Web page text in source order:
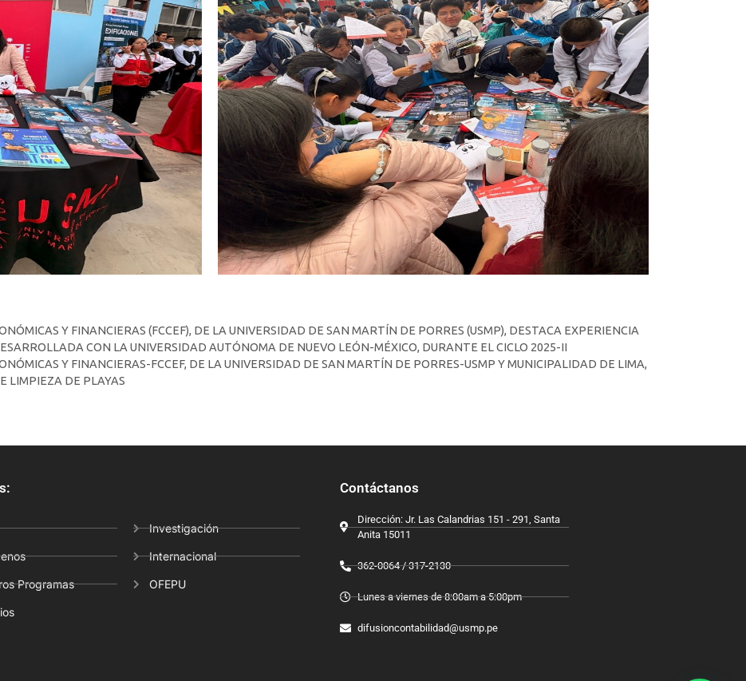
Y FINANCIERAS (FCCEF), DE LA UNIVERSIDAD DE SAN MARTÍN DE PORRES (USMP), DESTACA EXPERIENCIA
CON LA UNIVERSIDAD AUTÓNOMA DE NUEVO LEÓN-MÉXICO, DURANTE EL CICLO 2025-II
Y FINANCIERAS-FCCEF, DE LA UNIVERSIDAD DE SAN MARTÍN DE PORRES-USMP Y MUNICIPALIDAD DE LIMA,
LIMPIEZA DE PLAYAS
Programas
Investigación
Internacional
OFEPU
Contáctanos
Dirección: Jr. Las Calandrias 151 - 291, Santa
Anita 15011
362-0064 / 317-2130
Lunes a viernes de 8:00am a 5:00pm
difusioncontabilidad@usmp.pe